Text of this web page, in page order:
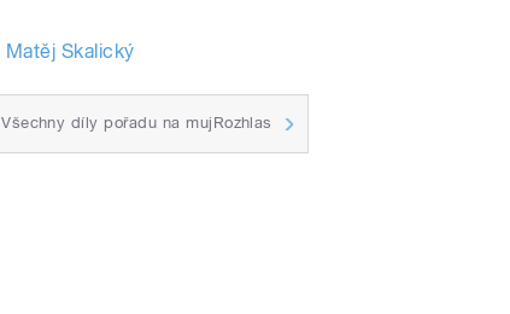
Matěj Skalický
Všechny díly pořadu na mujRozhlas